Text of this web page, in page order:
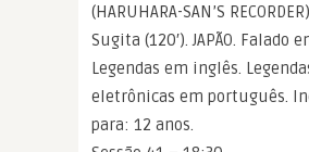
(HARUHARA-SAN’S
Sugita (120′). JAPÃO. Falado
Legendas em inglês.
eletrônicas em português.
para: 12 anos.